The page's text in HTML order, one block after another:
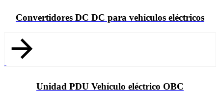
Convertidores DC DC para vehículos eléctricos
Unidad PDU Vehículo eléctrico OBC